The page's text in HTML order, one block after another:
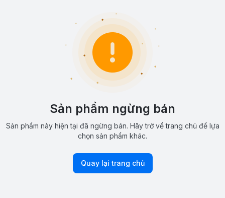
Sản phẩm ngừng bán
Sản phẩm này hiện tại đã ngừng bán. Hãy trở về trang chủ để lựa
chọn sản phẩm khác.
Quay lại trang chủ